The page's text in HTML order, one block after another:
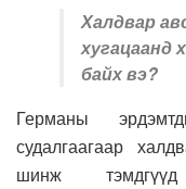
Халдвар
хугацаанд
байх вэ?
Германы
судалгаагаар
шинж